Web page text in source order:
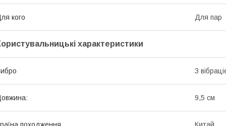
кого Для пар
характеристики
З
9,5 см
походження Китай